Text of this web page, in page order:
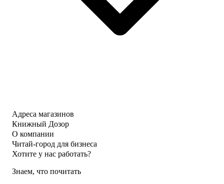
Адреса магазинов
Книжный Дозор
О компании
Читай-город для бизнеса
Хотите у нас работать?
Знаем, что почитать